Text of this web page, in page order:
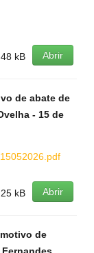
Abrir
kB
de abate de
- 15 de
Abrir
kB
de